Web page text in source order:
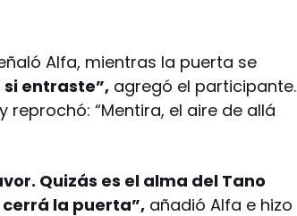
Alfa, mientras la puerta se
entraste”, agregó el participante.
“Mentira, el aire de allá
Quizás es el alma del Tano
la puerta”, añadió Alfa e hizo